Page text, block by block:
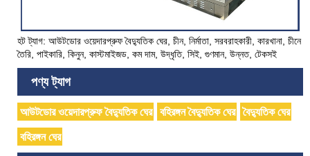
হট ট্যাগ: আউটডোর ওয়েদারপ্রুফ বৈদ্যুতিক ঘের, চীন, নির্মাতা, সরবরাহকারী, কারখানা, চীনে
তৈরি, পাইকারি, কিনুন, কাস্টমাইজড, কম দাম, উদ্ধৃতি, সিই, গুণমান, উন্নত, টেকসই
পণ্য ট্যাগ
আউটডোর ওয়েদারপ্রুফ বৈদ্যুতিক ঘের বহিরঙ্গন বৈদ্যুতিক ঘের বৈদ্যুতিক ঘের
বহিরঙ্গন ঘের